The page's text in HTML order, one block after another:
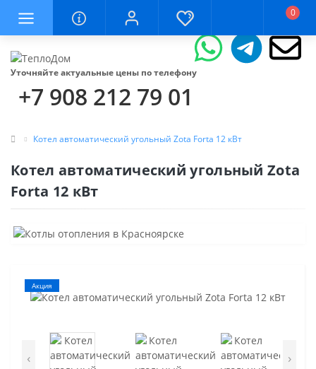
0
Уточняйте актуальные цены по телефону
+7 908 212 79 01
Котел автоматический угольный Zota Forta 12 кВт
Котел автоматический угольный Zota
Forta 12 кВт
Акция
‹ ›